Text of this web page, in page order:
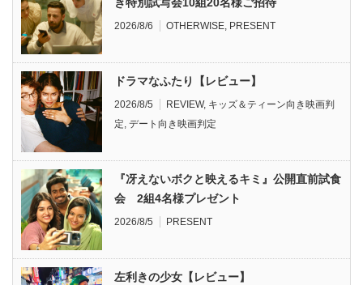
2026/8/6 OTHERWISE PRESENT
ドラマなふたり【レビュー】
2026/8/5 REVIEW, キッズ＆ティーン向き映画判
定 デート向き映画判定
『冴えないボクと映えるキミ』公開直前試食
会 2組4名様プレゼント
2026/8/5 PRESENT
左利きの少女【レビュー】